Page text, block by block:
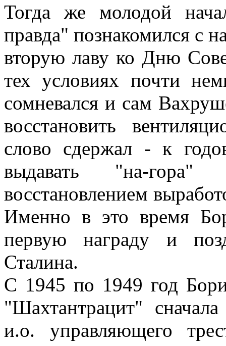
Тогда же молодой
правда" познакомился с
вторую лаву ко Дню
тех условиях почти
сомневался и сам
восстановить
слово сдержал - к
выдавать "на-
восстановлением
Именно в это время
первую награду и
Сталина.
С 1945 по 1949 год
"Шахтантрацит"
и.о. управляющего